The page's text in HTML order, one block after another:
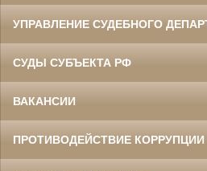
УПРАВЛЕНИЕ СУДЕБНОГО
СУДЫ СУБЪЕКТА РФ
ВАКАНСИИ
ПРОТИВОДЕЙСТВИЕ КОРРУПЦИИ